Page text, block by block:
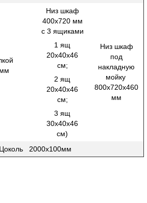
Низ шкаф
400х720 мм
с 3 ящиками
1 ящ
20х40х46
см;
2 ящ
20х40х46
см;
3 ящ
30х40х46
см)
Низ шкаф
под
накладную
мойку
800х720х460
мм
Цоколь 2000х100мм